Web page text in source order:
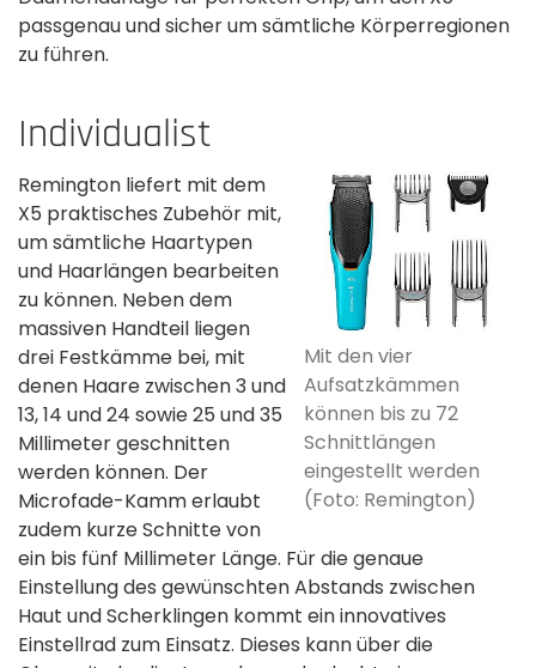
passgenau und sicher um sämtliche Körperregionen
zu führen.
Individualist
Mit den vier
Aufsatzkämmen
können bis zu 72
Schnittlängen
eingestellt werden
(Foto: Remington)
Remington liefert mit dem
X5 praktisches Zubehör mit,
um sämtliche Haartypen
und Haarlängen bearbeiten
zu können. Neben dem
massiven Handteil liegen
drei Festkämme bei, mit
denen Haare zwischen 3 und
13, 14 und 24 sowie 25 und 35
Millimeter geschnitten
werden können. Der
Microfade-Kamm erlaubt
zudem kurze Schnitte von
ein bis fünf Millimeter Länge. Für die genaue
Einstellung des gewünschten Abstands zwischen
Haut und Scherklingen kommt ein innovatives
Einstellrad zum Einsatz. Dieses kann über die